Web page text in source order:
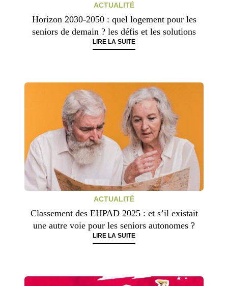
ACTUALITÉ
Horizon 2030-2050 : quel logement pour les
seniors de demain ? les défis et les solutions
LIRE LA SUITE
ACTUALITÉ
Classement des EHPAD 2025 : et s’il existait
une autre voie pour les seniors autonomes ?
LIRE LA SUITE